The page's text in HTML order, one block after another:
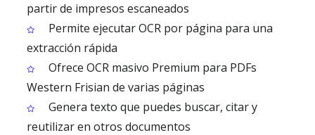
partir de impresos escaneados
Permite ejecutar OCR por página para una
extracción rápida
Ofrece OCR masivo Premium para PDFs
Western Frisian de varias páginas
Genera texto que puedes buscar, citar y
reutilizar en otros documentos